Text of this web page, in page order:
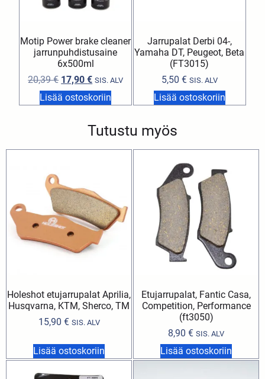
Motip Power brake cleaner
jarrunpuhdistusaine
6x500ml
20,39€ 17,90€ SIS. ALV
Lisää ostoskoriin
Jarrupalat Derbi 04-,
Yamaha DT, Peugeot, Beta
(FT3015)
5,50 € SIS. ALV
Lisää ostoskoriin
Tutustu myös
Holeshot etujarrupalat Aprilia,
Husqvarna, KTM, Sherco, TM
15,90 € SIS. ALV
Lisää ostoskoriin
Etujarrupalat, Fantic Casa,
Competition, Performance
(ft3050)
8,90 € SIS. ALV
Lisää ostoskoriin